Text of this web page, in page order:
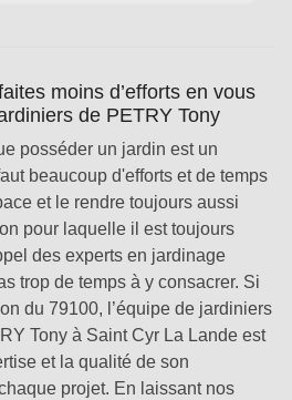
moins d’efforts en vous
de PETRY Tony
posséder un jardin est un
beaucoup d'efforts et de temps
et le rendre toujours aussi
pour laquelle il est toujours
des experts en jardinage
trop de temps à y consacrer. Si
du 79100, l’équipe de jardiniers
Tony à Saint Cyr La Lande est
et la qualité de son
projet. En laissant nos